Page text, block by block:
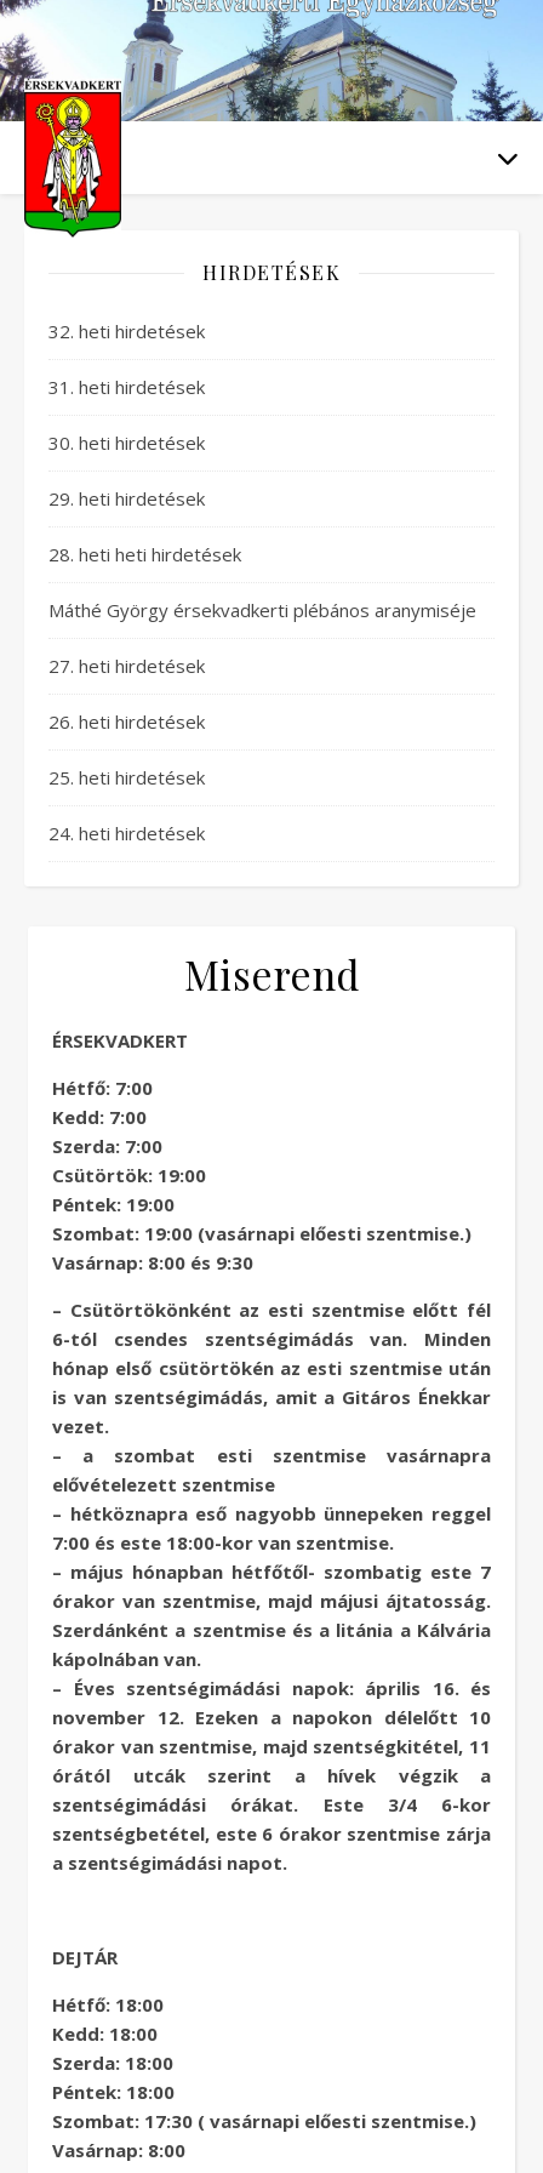
HIRDETÉSEK
32. heti hirdetések
31. heti hirdetések
30. heti hirdetések
29. heti hirdetések
28. heti heti hirdetések
Máthé György érsekvadkerti plébános aranymiséje
27. heti hirdetések
26. heti hirdetések
25. heti hirdetések
24. heti hirdetések
Miserend
ÉRSEKVADKERT
Hétfő: 7:00
Kedd: 7:00
Szerda: 7:00
Csütörtök: 19:00
Péntek: 19:00
Szombat: 19:00 (vasárnapi előesti szentmise.)
Vasárnap: 8:00 és 9:30
– Csütörtökönként az esti szentmise előtt fél
6-tól csendes szentségimádás van. Minden
hónap első csütörtökén az esti szentmise után
is van szentségimádás, amit a Gitáros Énekkar
vezet.
– a szombat esti szentmise vasárnapra
elővételezett szentmise
– hétköznapra eső nagyobb ünnepeken reggel
7:00 és este 18:00-kor van szentmise.
– május hónapban hétfőtől- szombatig este 7
órakor van szentmise, majd májusi ájtatosság.
Szerdánként a szentmise és a litánia a Kálvária
kápolnában van.
– Éves szentségimádási napok: április 16. és
november 12. Ezeken a napokon délelőtt 10
órakor van szentmise, majd szentségkitétel, 11
órától utcák szerint a hívek végzik a
szentségimádási órákat. Este 3/4 6-kor
szentségbetétel, este 6 órakor szentmise zárja
a szentségimádási napot.
DEJTÁR
Hétfő: 18:00
Kedd: 18:00
Szerda: 18:00
Péntek: 18:00
Szombat: 17:30 ( vasárnapi előesti szentmise.)
Vasárnap: 8:00